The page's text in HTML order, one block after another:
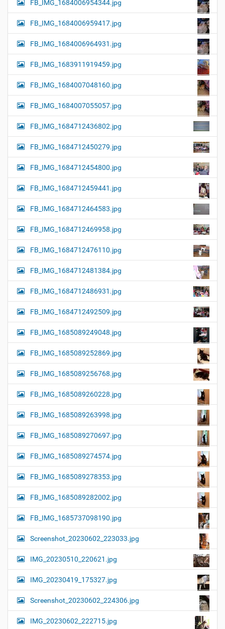
FB_IMG_1684006954344.jpg
FB_IMG_1684006959417.jpg
FB_IMG_1684006964931.jpg
FB_IMG_1683911919459.jpg
FB_IMG_1684007048160.jpg
FB_IMG_1684007055057.jpg
FB_IMG_1684712436802.jpg
FB_IMG_1684712450279.jpg
FB_IMG_1684712454800.jpg
FB_IMG_1684712459441.jpg
FB_IMG_1684712464583.jpg
FB_IMG_1684712469958.jpg
FB_IMG_1684712476110.jpg
FB_IMG_1684712481384.jpg
FB_IMG_1684712486931.jpg
FB_IMG_1684712492509.jpg
FB_IMG_1685089249048.jpg
FB_IMG_1685089252869.jpg
FB_IMG_1685089256768.jpg
FB_IMG_1685089260228.jpg
FB_IMG_1685089263998.jpg
FB_IMG_1685089270697.jpg
FB_IMG_1685089274574.jpg
FB_IMG_1685089278353.jpg
FB_IMG_1685089282002.jpg
FB_IMG_1685737098190.jpg
Screenshot_20230602_223033.jpg
IMG_20230510_220621.jpg
IMG_20230419_175327.jpg
Screenshot_20230602_224306.jpg
IMG_20230602_222715.jpg